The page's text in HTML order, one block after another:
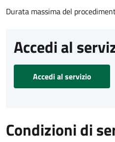
Durata massima del
Accedi al
Accedi al servizio
Condizioni di